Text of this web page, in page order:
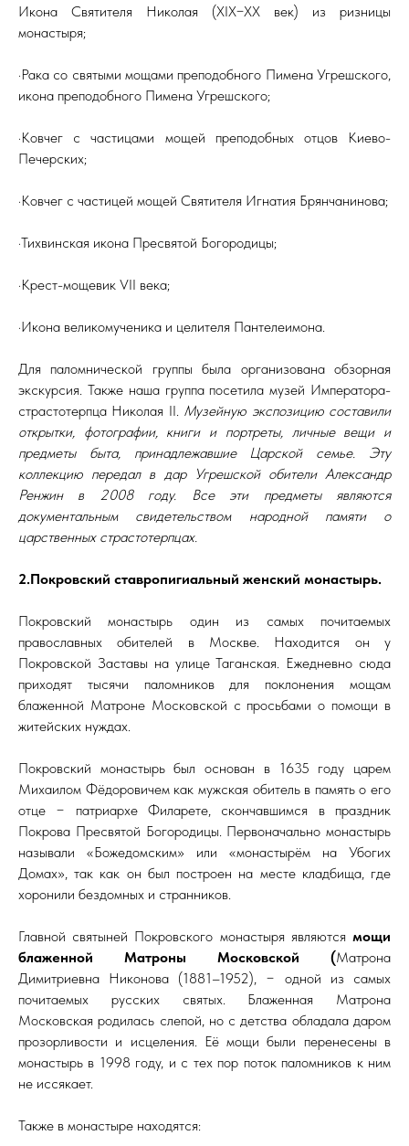
Икона Святителя Николая (ХIХ−ХХ век) из ризницы
монастыря;
·Рака со святыми мощами преподобного Пимена Угрешского,
икона преподобного Пимена Угрешского;
·Ковчег с частицами мощей преподобных отцов Киево-
Печерских;
·Ковчег с частицей мощей Святителя Игнатия Брянчанинова;
·Тихвинская икона Пресвятой Богородицы;
·Крест-мощевик VII века;
·Икона великомученика и целителя Пантелеимона.
Для паломнической группы была организована обзорная
экскурсия. Также наша группа посетила музей Императора-
страстотерпца Николая II. Музейную экспозицию составили
открытки, фотографии, книги и портреты, личные вещи и
предметы быта, принадлежавшие Царской семье. Эту
коллекцию передал в дар Угрешской обители Александр
Ренжин в 2008 году. Все эти предметы являются
документальным свидетельством народной памяти о
царственных страстотерпцах.
2.Покровский ставропигиальный женский монастырь.
Покровский монастырь один из самых почитаемых
православных обителей в Москве. Находится он у
Покровской Заставы на улице Таганская. Ежедневно сюда
приходят тысячи паломников для поклонения мощам
блаженной Матроне Московской с просьбами о помощи в
житейских нуждах.
Покровский монастырь был основан в 1635 году царем
Михаилом Фёдоровичем как мужская обитель в память о его
отце − патриархе Филарете, скончавшимся в праздник
Покрова Пресвятой Богородицы. Первоначально монастырь
называли «Божедомским» или «монастырём на Убогих
Домах», так как он был построен на месте кладбища, где
хоронили бездомных и странников.
Главной святыней Покровского монастыря являются мощи
блаженной Матроны Московской (Матрона
Димитриевна Никонова (1881–1952), − одной из самых
почитаемых русских святых. Блаженная Матрона
Московская родилась слепой, но с детства обладала даром
прозорливости и исцеления. Её мощи были перенесены в
монастырь в 1998 году, и с тех пор поток паломников к ним
не иссякает.
Также в монастыре находятся: